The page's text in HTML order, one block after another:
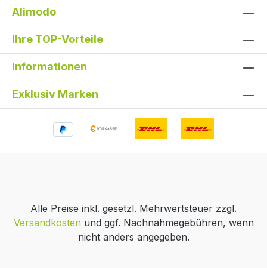
Alimodo
Ihre TOP-Vorteile
Informationen
Exklusiv Marken
Alle Preise inkl. gesetzl. Mehrwertsteuer zzgl.
Versandkostenund ggf. Nachnahmegebühren, wenn
nicht anders angegeben.
Gut lesbare Schrift Großer Cursor